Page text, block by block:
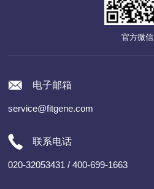
官方微信
电子邮箱
service@fitgene.com
联系电话
020-32053431 / 400-699-1663